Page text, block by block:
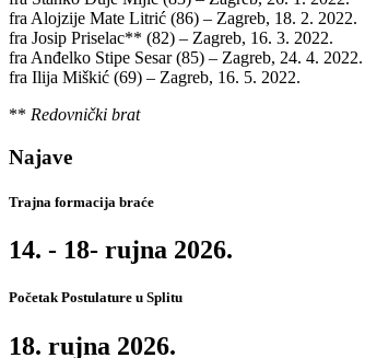
fra Alojzije Mate Litrić (86) – Zagreb, 18. 2. 2022.
fra Josip Priselac** (82) – Zagreb, 16. 3. 2022.
fra Anđelko Stipe Sesar (85) – Zagreb, 24. 4. 2022.
fra Ilija Miškić (69) – Zagreb, 16. 5. 2022.
** Redovnički brat
Najave
Trajna formacija braće
14. - 18- rujna 2026.
Početak Postulature u Splitu
18. rujna 2026.